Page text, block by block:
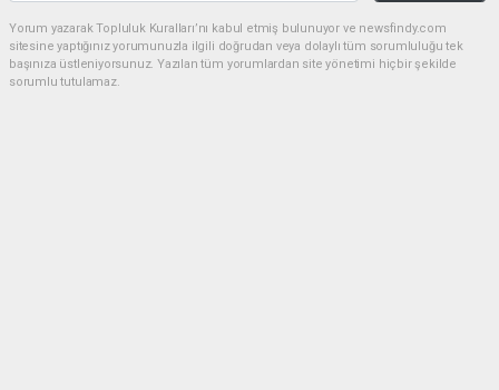
Yorum yazarak Topluluk Kuralları’nı kabul etmiş bulunuyor ve newsfindy.com
sitesine yaptığınız yorumunuzla ilgili doğrudan veya dolaylı tüm sorumluluğu tek
başınıza üstleniyorsunuz. Yazılan tüm yorumlardan site yönetimi hiçbir şekilde
sorumlu tutulamaz.